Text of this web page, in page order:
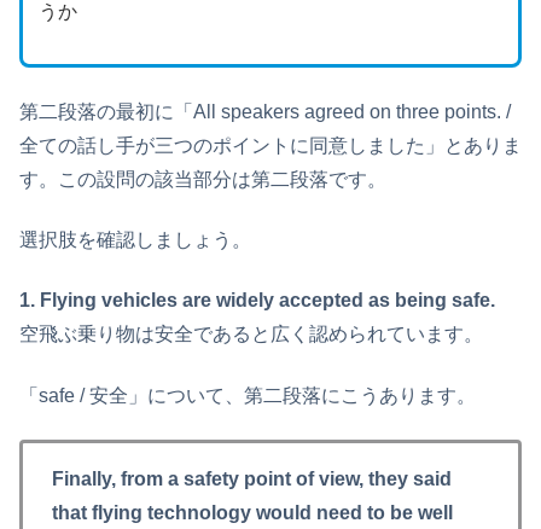
うか
第二段落の最初に「All speakers agreed on three points. /
全ての話し手が三つのポイントに同意しました」とありま
す。この設問の該当部分は第二段落です。
選択肢を確認しましょう。
1. Flying vehicles are widely accepted as being safe.
空飛ぶ乗り物は安全であると広く認められています。
「safe / 安全」について、第二段落にこうあります。
Finally, from a safety point of view, they said
that flying technology would need to be well